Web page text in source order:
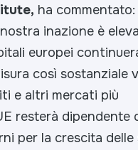
ha commentato:
inazione è
europei
così sostanziale
e altri mercati più
resterà dipendente
per la crescita delle